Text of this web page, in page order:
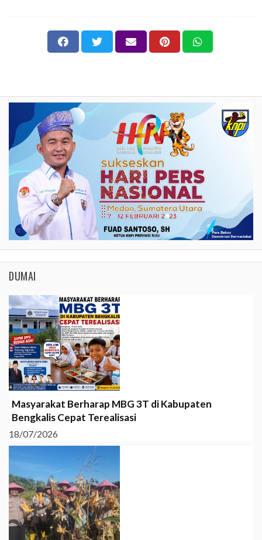
DUMAI
Masyarakat Berharap MBG 3T di Kabupaten
Bengkalis Cepat Terealisasi
18/07/2026